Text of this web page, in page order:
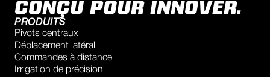
CONÇU POUR INNOVER.
PRODUITS
Pivots centraux
Déplacement latéral
Commandes à distance
Irrigation de précision